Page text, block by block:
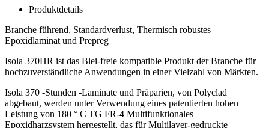
Produktdetails
Branche führend, Standardverlust, Thermisch robustes
Epoxidlaminat und Prepreg
Isola 370HR ist das Blei-freie kompatible Produkt der Branche für
hochzuverständliche Anwendungen in einer Vielzahl von Märkten.
Isola 370 -Stunden -Laminate und Präparien, von Polyclad
abgebaut, werden unter Verwendung eines patentierten hohen
Leistung von 180 ° C TG FR-4 Multifunktionales
Epoxidharzsystem hergestellt, das für Multilayer-gedruckte